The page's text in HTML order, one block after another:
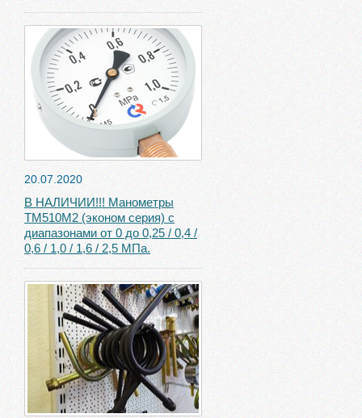
20.07.2020
В НАЛИЧИИ!!! Манометры
ТМ510М2 (эконом серия) с
диапазонами от 0 до 0,25 / 0,4 /
0,6 / 1,0 / 1,6 / 2,5 МПа.